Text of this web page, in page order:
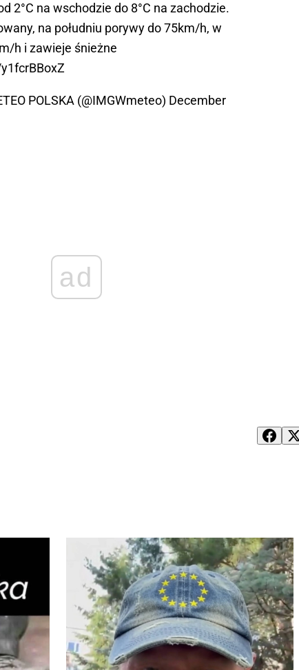
2°C na wschodzie do 8°C na zachodzie.
na południu porywy do 75km/h, w
h i zawieje śnieżne
POLSKA (@IMGWmeteo) December
ad